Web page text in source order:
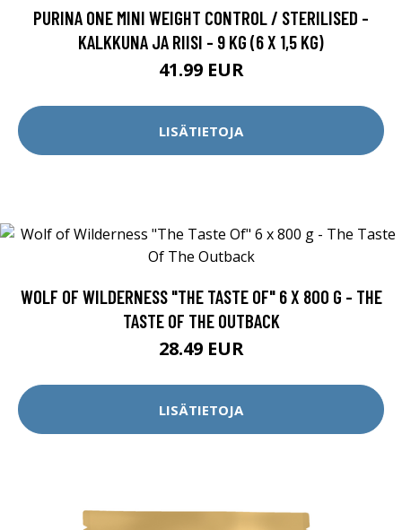
PURINA ONE MINI WEIGHT CONTROL / STERILISED -
KALKKUNA JA RIISI - 9 KG (6 X 1,5 KG)
41.99 EUR
LISÄTIETOJA
WOLF OF WILDERNESS "THE TASTE OF" 6 X 800 G - THE
TASTE OF THE OUTBACK
28.49 EUR
LISÄTIETOJA